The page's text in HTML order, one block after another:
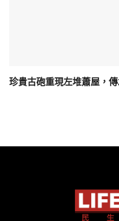
珍貴古砲重現左堆蕭屋，